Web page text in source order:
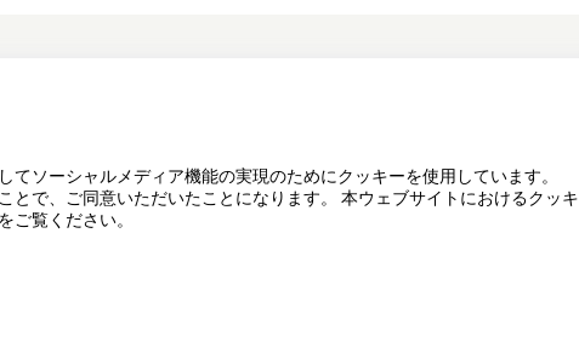
ソーシャルメディア機能の実現のためにクッキーを使用しています。
とで、ご同意いただいたことになります。 本ウェブサイトにおけるクッキ
をご覧ください。